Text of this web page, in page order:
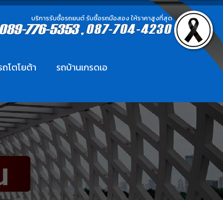
บริการรับซื้อรถยนต์ รับซื้อรถมือสอง ให้ราคาสูงที่สุด
โตโยต้า รถบ้านเกรดเอ